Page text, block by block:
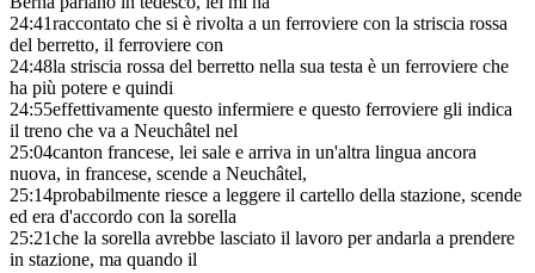
24:41raccontato che si è rivolta a un ferroviere con la striscia rossa
del berretto, il ferroviere con
24:48la striscia rossa del berretto nella sua testa è un ferroviere che
ha più potere e quindi
24:55effettivamente questo infermiere e questo ferroviere gli indica
il treno che va a Neuchâtel nel
25:04canton francese, lei sale e arriva in un'altra lingua ancora
nuova, in francese, scende a Neuchâtel,
25:14probabilmente riesce a leggere il cartello della stazione, scende
ed era d'accordo con la sorella
25:21che la sorella avrebbe lasciato il lavoro per andarla a prendere
in stazione, ma quando il